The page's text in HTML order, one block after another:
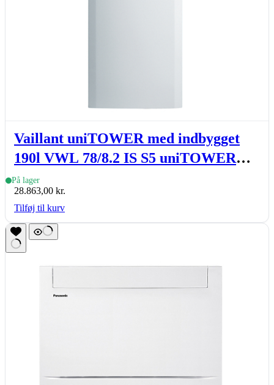
Vaillant uniTOWER med indbygget
190l VWL 78/8.2 IS S5 uniTOWER
basic, indedel
På lager
28.863,00 kr.
Tilføj til kurv